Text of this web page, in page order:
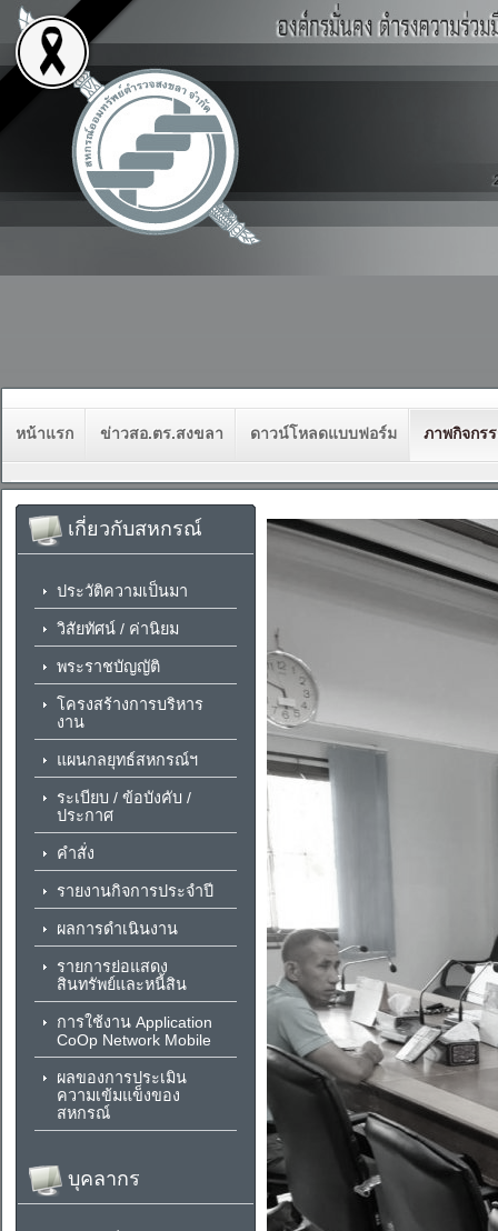
หน้าแรก ข่าวสอ.ตร.สงขลา ดาวน์โหลดแบบฟอร์ม ภาพกิจกร
เกี่ยวกับสหกรณ์
ประวัติความเป็นมา
วิสัยทัศน์ / ค่านิยม
พระราชบัญญัติ
โครงสร้างการบริหาร
งาน
แผนกลยุทธ์สหกรณ์ฯ
ระเบียบ / ข้อบังคับ /
ประกาศ
คำสั่ง
รายงานกิจการประจำปี
ผลการดำเนินงาน
รายการย่อแสดง
สินทรัพย์และหนี้สิน
การใช้งาน Application
CoOp Network Mobile
ผลของการประเมิน
ความเข้มแข็งของ
สหกรณ์
บุคลากร